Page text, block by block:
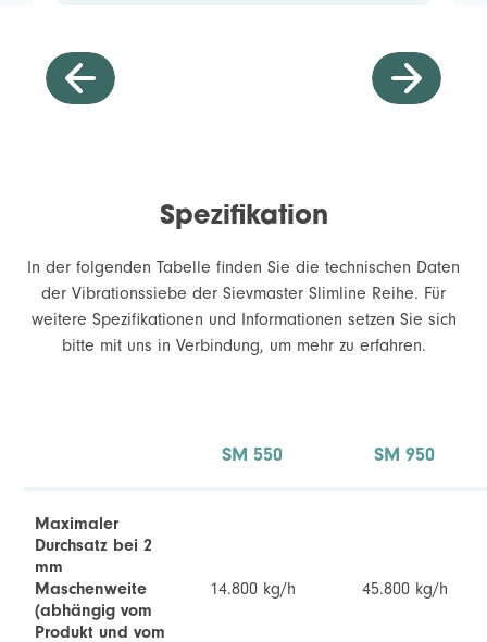
Galerie und Trichter.
Spezifikation
In der folgenden Tabelle finden Sie die technischen Daten
der Vibrationssiebe der Sievmaster Slimline Reihe. Für
weitere Spezifikationen und Informationen setzen Sie sich
bitte mit uns in Verbindung, um mehr zu erfahren.
SM 550 SM 950
Maximaler
Durchsatz bei 2
mm
Maschenweite
(abhängig vom
Produkt und vom
14.800 kg/h 45.800 kg/h